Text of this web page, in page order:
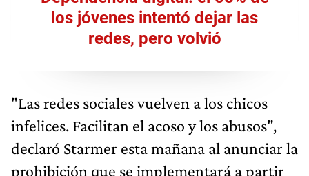
los jóvenes intentó dejar las
redes, pero volvió
"Las redes sociales vuelven a los chicos
infelices. Facilitan el acoso y los abusos",
declaró Starmer esta mañana al anunciar la
prohibición que se implementará a partir